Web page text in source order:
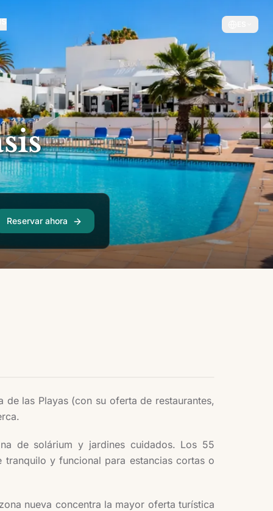
Reservar ahora
las Playas (con su oferta de restaurantes,
de solárium y jardines cuidados. Los 55
y funcional para estancias cortas o
nueva concentra la mayor oferta turística